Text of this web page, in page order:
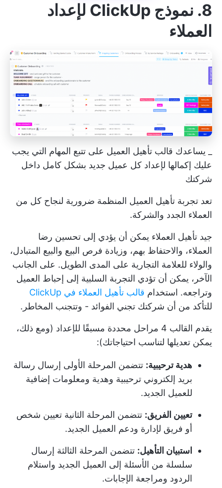
8. نموذج ClickUp لإعداد
العملاء
_ يساعدك قالب تأهيل العميل على تتبع المهام التي يجب
عليك إكمالها لإعداد كل عميل جديد بشكل كامل داخل
شركتك
تعد تجربة تأهيل العميل المنظمة ضرورية لنجاح كل من
العملاء الجدد والشركة.
جيد تأهيل العملاء يمكن أن يؤدي إلى تحسين رضا
العملاء، والاحتفاظ بهم، وزيادة فرص البيع والبيع المتبادل،
والولاء للعلامة التجارية على المدى الطويل. على الجانب
الآخر، يمكن أن تؤدي التجربة السلبية إلى إحباط العميل
وتراجعه. استخدام قالب تأهيل العملاء في ClickUp
للتأكد من أن شركتك تجني الفوائد - وتتجنب المخاطر.
يقدم القالب 4 مراحل محددة مسبقًا للإعداد (ومع ذلك،
يمكن تعديلها لتناسب احتياجاتك):
هدية ترحيبية: تتضمن المرحلة الأولى إرسال رسالة
بريد إلكتروني ترحيبية وهدية ومعلومات إضافية
للعميل الجديد.
تعيين الفريق: تتضمن المرحلة الثانية تعيين شخص
أو فريق لإدارة ودعم العميل الجديد.
استبيان التأهيل: تتضمن المرحلة الثالثة إرسال
سلسلة من الأسئلة إلى العميل الجديد واستلام
الردود ومراجعة الإجابات.